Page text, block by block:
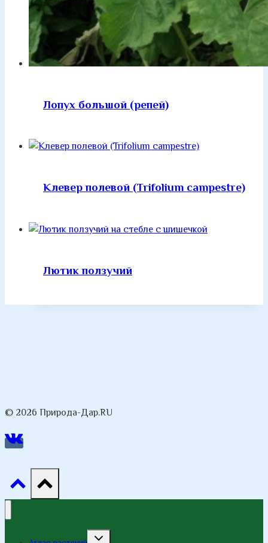
Лопух большой (репей)
Клевер полевой (Trifolium campestre)
Лютик ползучий
© 2026 Природа-Дар.RU
Переключить